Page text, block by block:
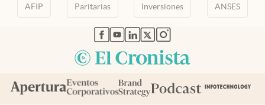
AFIP Paritarias Inversiones ANSES
abre en nueva pestaña
abre en nueva pestaña
abre en nueva pestaña
abre en nueva pestaña
abre en nueva pestaña